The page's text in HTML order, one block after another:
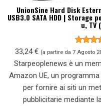
UnionSine Hard Disk
USB3.0 SATA HDD | Storage
u, TV
33,24 € (a partire da 7 Agosto
Starpeoplenews è un
Amazon UE, un
per fornire ai siti un
pubblicitarie mediante